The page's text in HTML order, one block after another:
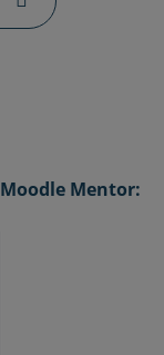
Moodle Mentor: